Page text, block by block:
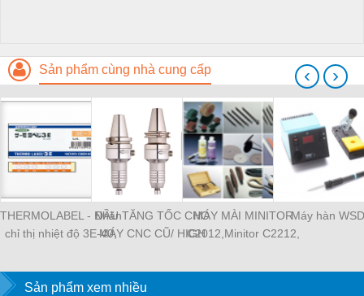
Sản phẩm cùng nhà cung cấp
THERMOLABEL - Nhãn
chỉ thị nhiệt độ 3E-40,
thermolabe Nigk
ĐẦU TĂNG TỐC CHO
MÁY CNC CŨ/ HIGH
MÁY MÀI MINITOR
C2012,Minitor C2212,
MINIMO máy mài siêu
Máy hàn
‹ ›
Sản phẩm xem nhiều